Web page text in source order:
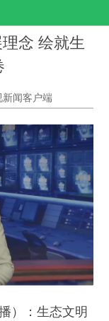
念 绘就生
闻客户端
）：生态文明